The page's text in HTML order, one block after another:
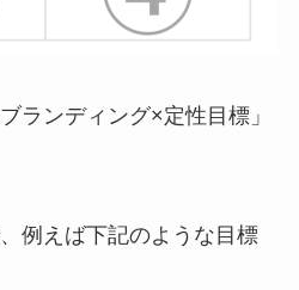
ランディング×定性目標」
例えば下記のような目標